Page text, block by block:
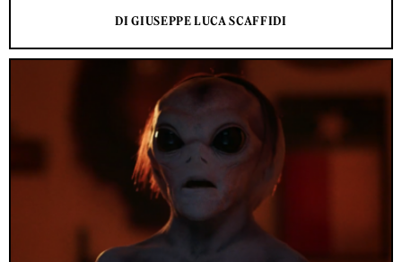
DI GIUSEPPE LUCA SCAFFIDI